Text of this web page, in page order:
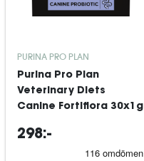
PURINA PRO PLAN
Purina Pro Plan
Veterinary Diets
Canine Fortiflora 30x1g
298:-